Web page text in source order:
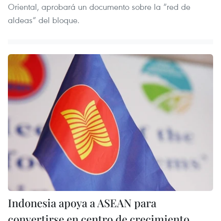
Oriental, aprobará un documento sobre la “red de
aldeas” del bloque.
Indonesia apoya a ASEAN para